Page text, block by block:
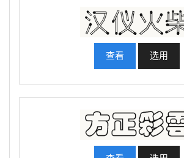
查看 选用